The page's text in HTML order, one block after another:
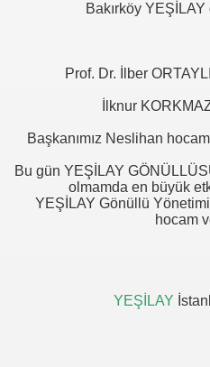
Bakırköy YEŞİLAY
Prof. Dr. İlber
İlknur
Başkanımız Neslihan
Bu gün YEŞİLAY
olmamda en büyük
YEŞİLAY Gönüllü
hocam
YEŞİLAY